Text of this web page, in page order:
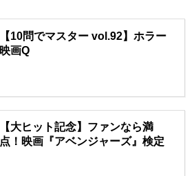
【10問でマスター vol.92】ホラー
映画Q
【大ヒット記念】ファンなら満
点！映画『アベンジャーズ』検定